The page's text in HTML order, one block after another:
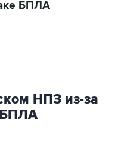
БПЛА
НПЗ из-за
БПЛА